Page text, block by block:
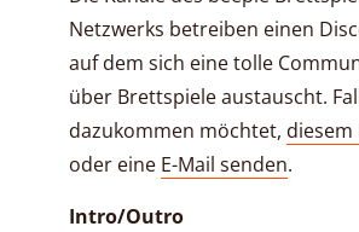
Netzwerks betreiben einen
auf dem sich eine tolle
über Brettspiele austauscht.
dazukommen möchtet, diesem
oder eine E-Mail senden.
Intro/Outro